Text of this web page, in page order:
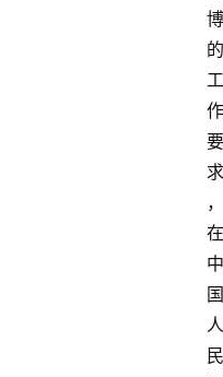
博
的
工
作
要
求
，
在
中
国
人
民